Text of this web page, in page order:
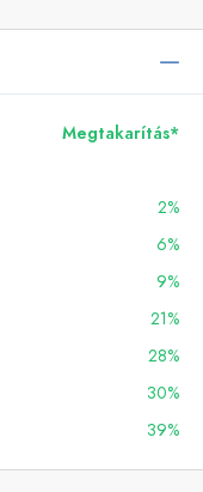
Megtakarítás*
2%
6%
9%
21%
28%
30%
39%